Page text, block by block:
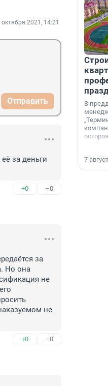
октября 2021, 14:21
Отправить
за деньги
+0 –0
за
Но она
не
не
+0 –0
В
7